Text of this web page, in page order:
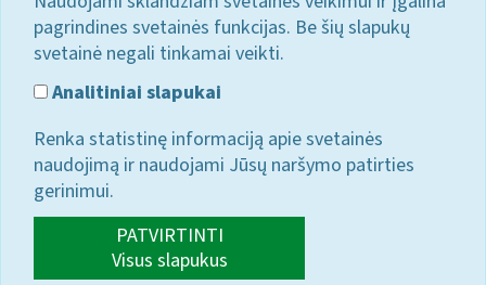
pagrindines svetainės funkcijas. Be šių slapukų
svetainė negali tinkamai veikti.
Analitiniai slapukai
Renka statistinę informaciją apie svetainės
naudojimą ir naudojami Jūsų naršymo patirties
gerinimui.
PATVIRTINTI
Visus slapukus